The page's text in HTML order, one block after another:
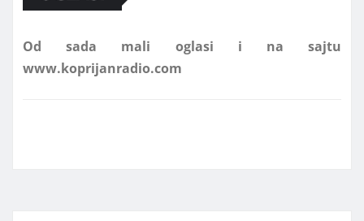
Od sada mali oglasi i na sajtu